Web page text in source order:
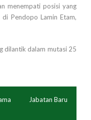
menempati posisi yang
Pendopo Lamin Etam,
dilantik dalam mutasi 25
Jabatan Baru